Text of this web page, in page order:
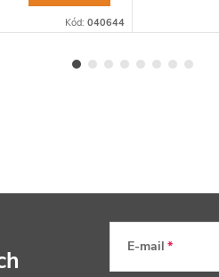
Kód: 040644
E-mail